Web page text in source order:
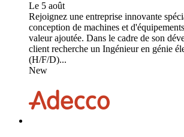
Le 5 août
Rejoignez une entreprise innovante
conception de machines et
valeur ajoutée. Dans le cadre de son
client recherche un Ingénieur en génie
(H/F/D)...
New